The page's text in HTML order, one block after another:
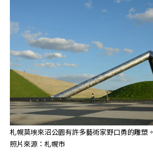
札幌莫埃來沼公園有許多藝術家野口勇的雕塑。
照片來源：札幌市